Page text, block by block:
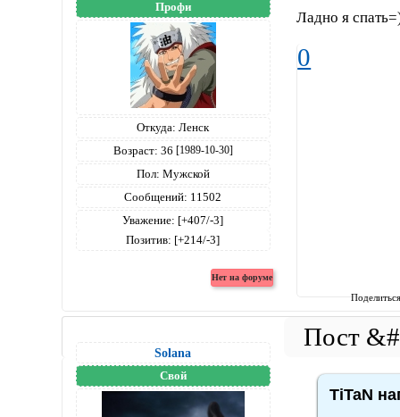
Профи
Откуда: Ленск
Возраст: 36 [1989-10-30]
Пол: Мужской
Сообщений: 11502
Уважение: [+407/-3]
Позитив: [+214/-3]
Ладно я
0
Solana
Свой
TiTaN